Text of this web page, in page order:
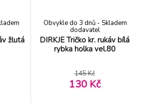
žlutá
DIRKJE Tričko kr. rukáv bílá
rybka holka vel.80
Obvykle do 3 dnů - Skladem
dodavatel
145 Kč
130 Kč